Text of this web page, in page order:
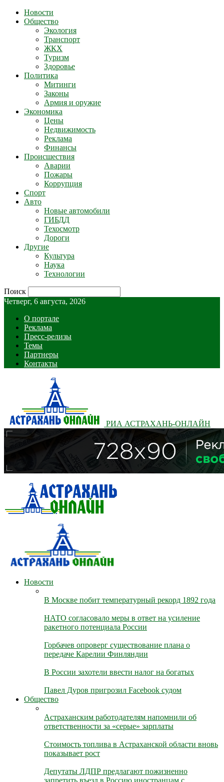
Новости
Общество
Экология
Транспорт
ЖКХ
Туризм
Здоровье
Политика
Митинги
Законы
Армия и оружие
Экономика
Цены
Недвижимость
Реклама
Финансы
Происшествия
Аварии
Пожары
Коррупция
Спорт
Авто
Новые автомобили
ГИБДД
Техосмотр
Дороги
Другие
Культура
Наука
Технологии
Поиск
Четверг, 6 августа, 2026
О портале
Реклама
Пресс-релизы
Темы
Партнеры
Контакты
РИА АСТРАХАНЬ-ОНЛАЙН
Новости
В Москве побит температурный рекорд 1892 года
НАТО согласовало меры в ответ на усиление
ракетного потенциала России
Горбачев опроверг существование плана о
передаче Карелии Финляндии
В России захотели ввести налог на богатых
Павел Дуров пригрозил Facebook судом
Общество
Астраханским работодателям напомнили об
ответственности за «серые» зарплаты
Стоимость топлива в Астраханской области вновь
показывает рост
Депутаты ЛДПР предлагают пожизненно
запретить въезд в Россию иностранцам с